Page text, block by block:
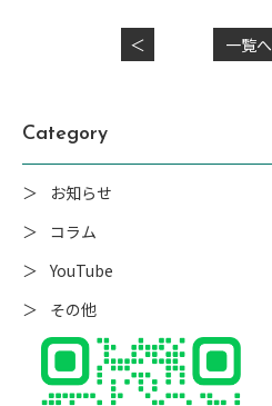
＜ 一覧へ
Category
お知らせ
コラム
YouTube
その他